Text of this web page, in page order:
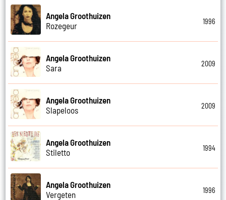
Angela Groothuizen
Rozegeur
1996
Angela Groothuizen
Sara
2009
Angela Groothuizen
Slapeloos
2009
Angela Groothuizen
Stiletto
1994
Angela Groothuizen
Vergeten
1996